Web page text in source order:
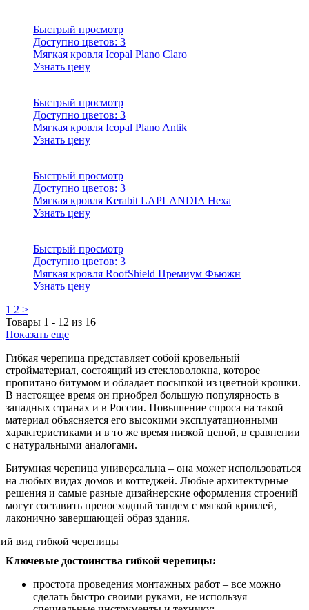
Быстрый просмотр
Доступно цветов: 3
Мягкая кровля Icopal Plano Claro
Узнать цену
Быстрый просмотр
Доступно цветов: 3
Мягкая кровля Icopal Plano Antik
Узнать цену
Быстрый просмотр
Доступно цветов: 3
Мягкая кровля Kerabit LAPLANDIA Hexa
Узнать цену
Быстрый просмотр
Доступно цветов: 3
Мягкая кровля RoofShield Премиум Фьюжн
Узнать цену
1 2 >
Товары 1 - 12 из 16
Показать еще
Гибкая черепица представляет собой кровельный
стройматериал, состоящий из стекловолокна, которое
пропитано битумом и обладает посыпкой из цветной крошки.
В настоящее время он приобрел большую популярность в
западных странах и в России. Повышение спроса на такой
материал объясняется его высокими эксплуатационными
характеристиками и в то же время низкой ценой, в сравнении
с натуральными аналогами.
Битумная черепица универсальна – она может использоваться
на любых видах домов и коттеджей. Любые архитектурные
решения и самые разные дизайнерские оформления строений
могут составить превосходный тандем с мягкой кровлей,
лаконично завершающей образ здания.
Ключевые достоинства гибкой черепицы:
простота проведения монтажных работ – все можно
сделать быстро своими руками, не используя